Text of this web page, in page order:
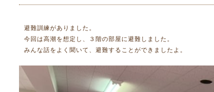
避難訓練がありました。
今回は高潮を想定し、３階の部屋に避難しました。
みんな話をよく聞いて、避難することができましたよ。